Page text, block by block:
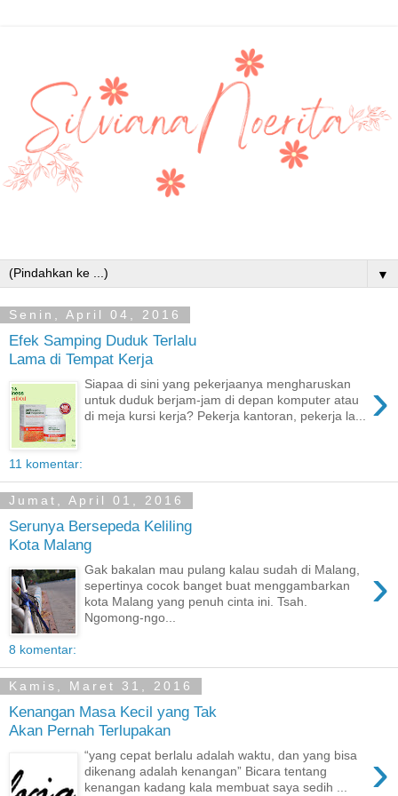
▼
Senin, April 04, 2016
Efek Samping Duduk Terlalu
Lama di Tempat Kerja
›
Siapaa di sini yang pekerjaanya mengharuskan
untuk duduk berjam-jam di depan komputer atau
di meja kursi kerja? Pekerja kantoran, pekerja la...
11 komentar:
Jumat, April 01, 2016
Serunya Bersepeda Keliling
Kota Malang
›
Gak bakalan mau pulang kalau sudah di Malang,
sepertinya cocok banget buat menggambarkan
kota Malang yang penuh cinta ini. Tsah.
Ngomong-ngo...
8 komentar:
Kamis, Maret 31, 2016
Kenangan Masa Kecil yang Tak
Akan Pernah Terlupakan
›
“yang cepat berlalu adalah waktu, dan yang bisa
dikenang adalah kenangan” Bicara tentang
kenangan kadang kala membuat saya sedih ...